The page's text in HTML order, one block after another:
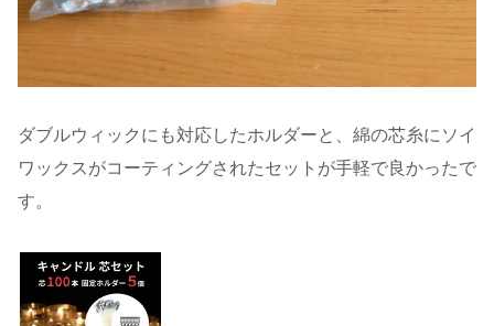
ダブルウィックにも対応したホルダーと、綿の芯糸にソイ
ワックスがコーティングされたセットが手軽で良かったで
す。